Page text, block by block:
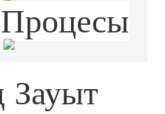
Зауыт